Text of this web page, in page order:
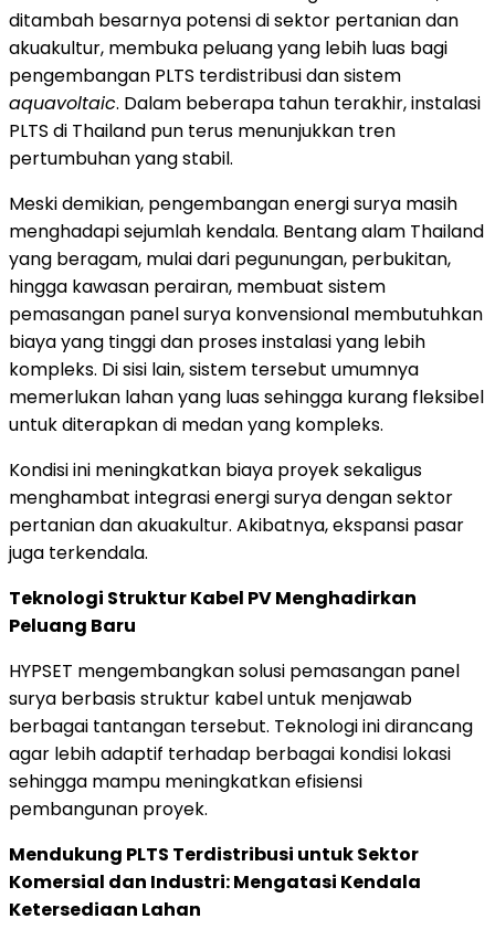
ditambah besarnya potensi di sektor pertanian dan
akuakultur, membuka peluang yang lebih luas bagi
pengembangan PLTS terdistribusi dan sistem
aquavoltaic. Dalam beberapa tahun terakhir, instalasi
PLTS di Thailand pun terus menunjukkan tren
pertumbuhan yang stabil.
Meski demikian, pengembangan energi surya masih
menghadapi sejumlah kendala. Bentang alam Thailand
yang beragam, mulai dari pegunungan, perbukitan,
hingga kawasan perairan, membuat sistem
pemasangan panel surya konvensional membutuhkan
biaya yang tinggi dan proses instalasi yang lebih
kompleks. Di sisi lain, sistem tersebut umumnya
memerlukan lahan yang luas sehingga kurang fleksibel
untuk diterapkan di medan yang kompleks.
Kondisi ini meningkatkan biaya proyek sekaligus
menghambat integrasi energi surya dengan sektor
pertanian dan akuakultur. Akibatnya, ekspansi pasar
juga terkendala.
Teknologi Struktur Kabel PV Menghadirkan
Peluang Baru
HYPSET mengembangkan solusi pemasangan panel
surya berbasis struktur kabel untuk menjawab
berbagai tantangan tersebut. Teknologi ini dirancang
agar lebih adaptif terhadap berbagai kondisi lokasi
sehingga mampu meningkatkan efisiensi
pembangunan proyek.
Mendukung PLTS Terdistribusi untuk Sektor
Komersial dan Industri: Mengatasi Kendala
Ketersediaan Lahan